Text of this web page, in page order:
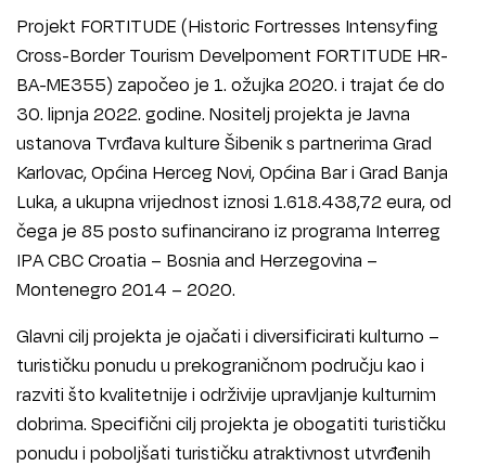
Projekt FORTITUDE (Historic Fortresses Intensyfing
Cross-Border Tourism Develpoment FORTITUDE HR-
BA-ME355) započeo je 1. ožujka 2020. i trajat će do
30. lipnja 2022. godine. Nositelj projekta je Javna
ustanova Tvrđava kulture Šibenik s partnerima Grad
Karlovac, Općina Herceg Novi, Općina Bar i Grad Banja
Luka, a ukupna vrijednost iznosi 1.618.438,72 eura, od
čega je 85 posto sufinancirano iz programa Interreg
IPA CBC Croatia – Bosnia and Herzegovina –
Montenegro 2014 – 2020.
Glavni cilj projekta je ojačati i diversificirati kulturno –
turističku ponudu u prekograničnom području kao i
razviti što kvalitetnije i održivije upravljanje kulturnim
dobrima. Specifični cilj projekta je obogatiti turističku
ponudu i poboljšati turističku atraktivnost utvrđenih